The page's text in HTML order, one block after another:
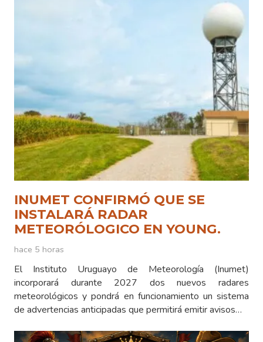
INUMET CONFIRMÓ QUE SE
INSTALARÁ RADAR
METEORÓLOGICO EN YOUNG.
hace 5 horas
El Instituto Uruguayo de Meteorología (Inumet)
incorporará durante 2027 dos nuevos radares
meteorológicos y pondrá en funcionamiento un sistema
de advertencias anticipadas que permitirá emitir avisos…